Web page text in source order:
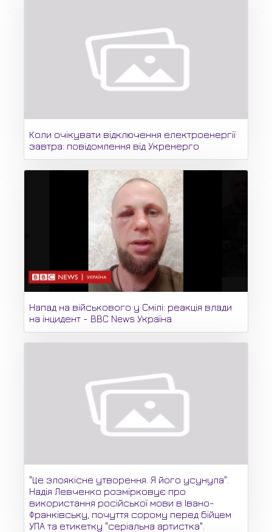
Коли очікувати відключення електроенергії
завтра: повідомлення від Укренерго
Напад на військового у Смілі: реакція влади
на інцидент - BBC News Україна
"Це злоякісне утворення. Я його усунула".
Надія Левченко розмірковує про
використання російської мови в Івано-
Франківську, почуття сорому перед бійцем
УПА та етикетку "серіальна артистка".